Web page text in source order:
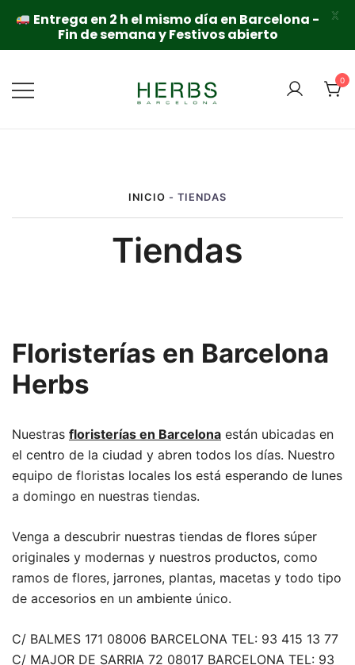
contenido
0
INICIO - TIENDAS
Tiendas
Floristerías en Barcelona
Herbs
Nuestras floristerías en Barcelona están ubicadas en
el centro de la ciudad y abren todos los días. Nuestro
equipo de floristas locales los está esperando de lunes
a domingo en nuestras tiendas.
Venga a descubrir nuestras tiendas de flores súper
originales y modernas y nuestros productos, como
ramos de flores, jarrones, plantas, macetas y todo tipo
de accesorios en un ambiente único.
C/ BALMES 171 08006 BARCELONA TEL: 93 415 13 77
C/ MAJOR DE SARRIA 72 08017 BARCELONA TEL: 93
Entrega en 2 h el mismo día en Barcelona -
Fin de semana y Festivos abierto
X